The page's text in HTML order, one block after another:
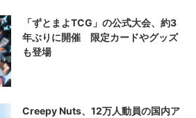
「ずとまよTCG」の公式大会、約3
年ぶりに開催 限定カードやグッズ
も登場
Creepy Nuts、12万人動員の国内ア